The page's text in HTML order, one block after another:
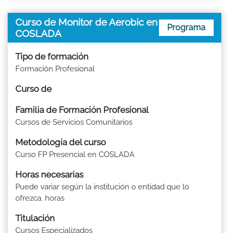
Curso de Monitor de Aerobic en
COSLADA
Programa
Tipo de formación
Formación Profesional
Curso de
Familia de Formación Profesional
Cursos de Servicios Comunitarios
Metodología del curso
Curso FP Presencial en COSLADA
Horas necesarias
Puede variar según la institución o entidad que lo
ofrezca. horas
Titulación
Cursos Especializados